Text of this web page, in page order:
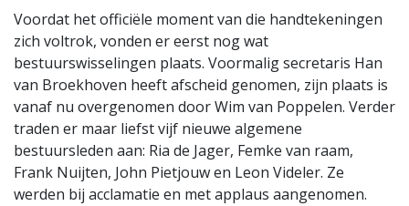
Voordat het officiële moment van die handtekeningen
zich voltrok, vonden er eerst nog wat
bestuurswisselingen plaats. Voormalig secretaris Han
van Broekhoven heeft afscheid genomen, zijn plaats is
vanaf nu overgenomen door Wim van Poppelen. Verder
traden er maar liefst vijf nieuwe algemene
bestuursleden aan: Ria de Jager, Femke van raam,
Frank Nuijten, John Pietjouw en Leon Videler. Ze
werden bij acclamatie en met applaus aangenomen.